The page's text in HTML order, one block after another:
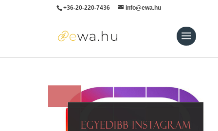
+36-20-220-7436 info@ewa.hu